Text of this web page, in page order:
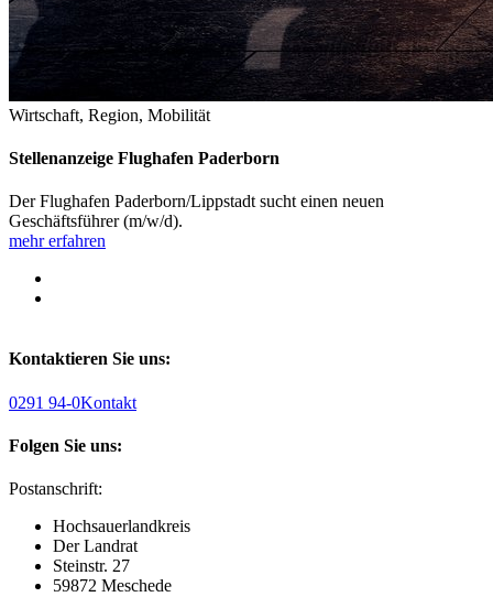
Wirtschaft, Region, Mobilität
Stellenanzeige Flughafen Paderborn
Der Flughafen Paderborn/Lippstadt sucht einen neuen
Geschäftsführer (m/w/d).
mehr erfahren
Kontaktieren Sie uns:
0291 94-0Kontakt
Folgen Sie uns:
Postanschrift:
Hochsauerlandkreis
Der Landrat
Steinstr. 27
59872 Meschede